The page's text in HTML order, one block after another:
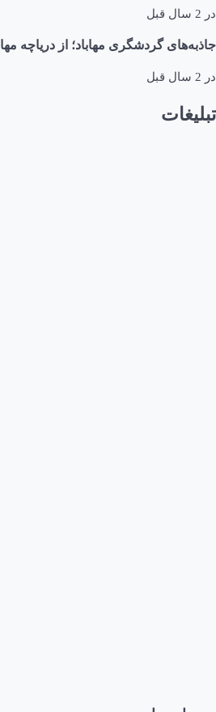
در 2 سال قبل
جاذبه‌های گردشگری مهاباد؛ از دریاچه
در 2 سال قبل
تبلیغات